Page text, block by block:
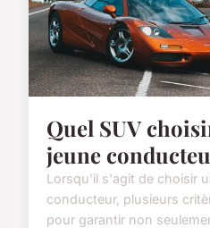
Quel SUV
jeune
Lorsqu'il s'agit de choisir
conducteur, plusieurs
pour garantir non